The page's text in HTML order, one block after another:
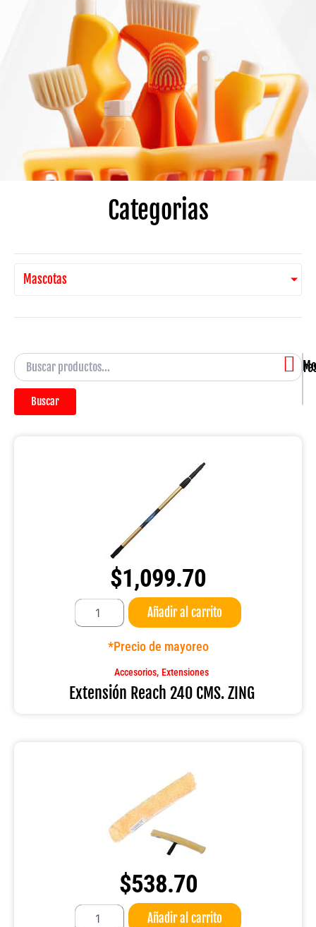
Categorias
Mascotas
Buscar
$1,099.70
Extensión
Reach
240
Añadir al carrito
*Precio de mayoreo
Accesorios, Extensiones
Extensión Reach 240 CMS. ZING
$538.70
Cepillo
Golden
Añadir al carrito